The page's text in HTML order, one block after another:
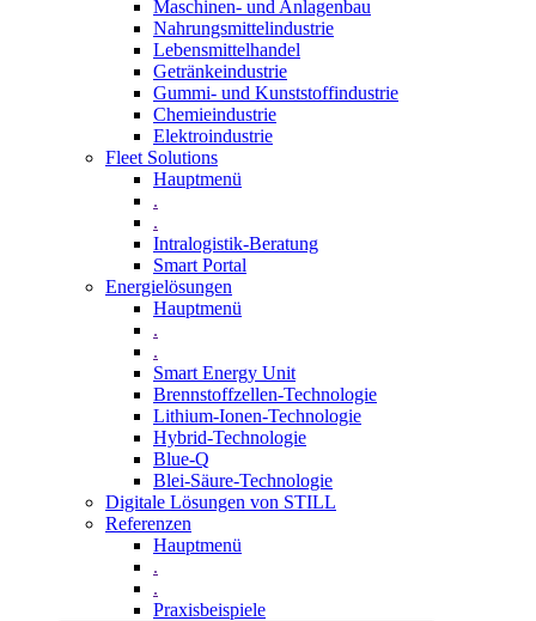
Maschinen- und Anlagenbau
Nahrungsmittelindustrie
Lebensmittelhandel
Getränkeindustrie
Gummi­- und Kunststoffindustrie
Chemieindustrie
Elektroindustrie
Fleet Solutions
Hauptmenü
.
.
Intralogistik-Beratung
Smart Portal
Energielösungen
Hauptmenü
.
.
Smart Energy Unit
Brennstoffzellen-Technologie
Lithium-Ionen-Technologie
Hybrid-Technologie
Blue-Q
Blei-Säure-Technologie
Digitale Lösungen von STILL
Referenzen
Hauptmenü
.
.
Praxisbeispiele